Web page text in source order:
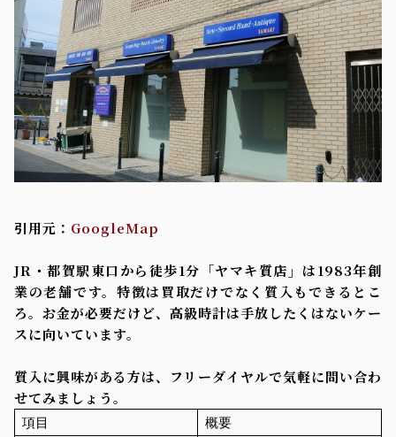
引用元： GoogleMap
JR・都賀駅東口から徒歩1分「ヤマキ質店」は1983年創
業の老舗です。特徴は買取だけでなく質入もできるとこ
ろ。お金が必要だけど、高級時計は手放したくはないケー
スに向いています。
質入に興味がある方は、フリーダイヤルで気軽に問い合わ
せてみましょう。
項目
概要